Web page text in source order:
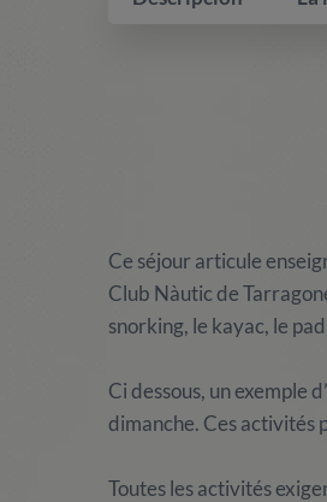
Ce séjour articule
Club Nàutic de
snorking, le kayac, le
Ci dessous, un exemple
dimanche. Ces activités
Toutes les activités